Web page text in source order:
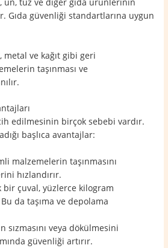
Gıda güvenliği standartlarına uygun
metal ve kağıt gibi geri
taşınması ve
edilmesinin birçok sebebi vardır.
başlıca avantajlar:
malzemelerin taşınmasını
hızlandırır.
bir çuval, yüzlerce kilogram
da taşıma ve depolama
sızmasını veya dökülmesini
güvenliği artırır.